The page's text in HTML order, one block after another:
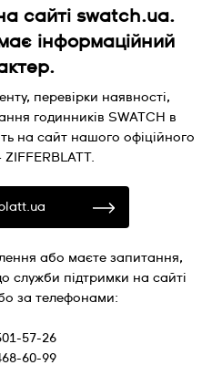
сайті swatch.ua.
інформаційний
перевірки наявності,
годинників SWATCH в
на сайт нашого офіційного
або маєте запитання,
служби підтримки на сайті
за телефонами:
57-26
60-99